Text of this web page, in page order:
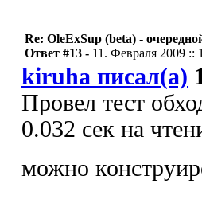
Re: OleExSup (beta) -
Ответ #13 - 11. Февраля 2009 ::
kiruha писал(а)
Провел тест
0.032 сек на
можно